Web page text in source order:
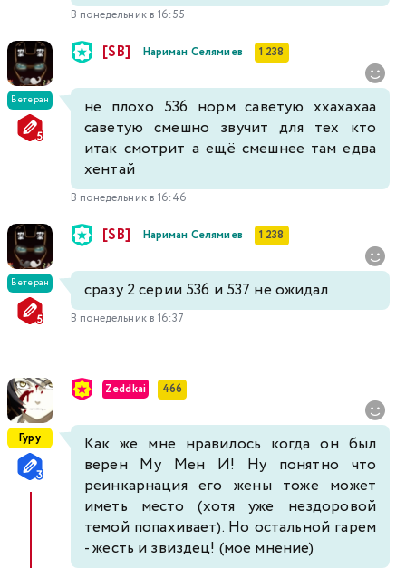
В понедельник в 16:55
Ветеран
[SB] Нариман Селямиев 1 238
не плохо 536 норм саветую ххахахаа
саветую смешно звучит для тех кто
итак смотрит а ещё смешнее там едва
хентай
В понедельник в 16:46
Ветеран
[SB] Нариман Селямиев 1 238
сразу 2 серии 536 и 537 не ожидал
В понедельник в 16:37
Гуру
Zeddkai 466
Как же мне нравилось когда он был
верен Му Мен И! Ну понятно что
реинкарнация его жены тоже может
иметь место (хотя уже нездоровой
темой попахивает). Но остальной гарем
- жесть и звиздец! (мое мнение)